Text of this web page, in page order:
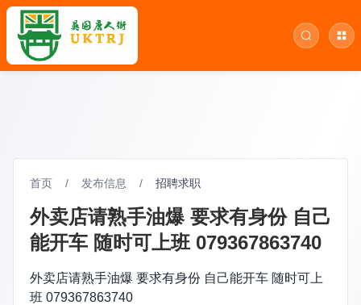
首页 / 发布信息 / 招聘求职
外卖店请熟手油爆 要求有身份 自己
能开车 随时可上班 079367863740
外卖店请熟手油爆 要求有身份 自己能开车 随时可上
班 079367863740